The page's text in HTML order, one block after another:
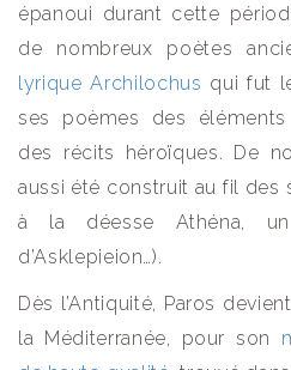
épanoui durant cette
de nombreux poètes
lyrique Archilochus qui fut
ses poèmes des
des récits héroïques. De
aussi été construit au fil des
à la déesse Athéna,
d’Asklepieion…).
Dès l’Antiquité, Paros
la Méditerranée, pour son